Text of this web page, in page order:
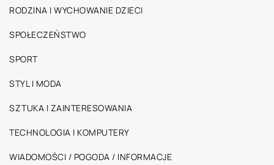
RODZINA I WYCHOWANIE DZIECI
SPOŁECZEŃSTWO
SPORT
STYL I MODA
SZTUKA I ZAINTERESOWANIA
TECHNOLOGIA I KOMPUTERY
WIADOMOŚCI / POGODA / INFORMACJE